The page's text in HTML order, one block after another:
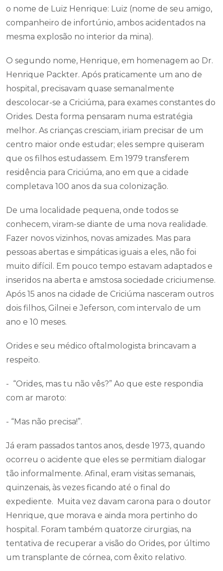
o nome de Luiz Henrique: Luiz (nome de seu amigo,
companheiro de infortúnio, ambos acidentados na
mesma explosão no interior da mina).
O segundo nome, Henrique, em homenagem ao Dr.
Henrique Packter. Após praticamente um ano de
hospital, precisavam quase semanalmente
descolocar-se a Criciúma, para exames constantes do
Orides. Desta forma pensaram numa estratégia
melhor. As crianças cresciam, iriam precisar de um
centro maior onde estudar; eles sempre quiseram
que os filhos estudassem. Em 1979 transferem
residência para Criciúma, ano em que a cidade
completava 100 anos da sua colonização.
De uma localidade pequena, onde todos se
conhecem, viram-se diante de uma nova realidade.
Fazer novos vizinhos, novas amizades. Mas para
pessoas abertas e simpáticas iguais a eles, não foi
muito difícil. Em pouco tempo estavam adaptados e
inseridos na aberta e amstosa sociedade criciumense.
Após 15 anos na cidade de Criciúma nasceram outros
dois filhos, Gilnei e Jeferson, com intervalo de um
ano e 10 meses.
Orides e seu médico oftalmologista brincavam a
respeito.
- “Orides, mas tu não vês?” Ao que este respondia
com ar maroto:
- “Mas não precisa!”.
Já eram passados tantos anos, desde 1973, quando
ocorreu o acidente que eles se permitiam dialogar
tão informalmente. Afinal, eram visitas semanais,
quinzenais, às vezes ficando até o final do
expediente. Muita vez davam carona para o doutor
Henrique, que morava e ainda mora pertinho do
hospital. Foram também quatorze cirurgias, na
tentativa de recuperar a visão do Orides, por último
um transplante de córnea, com êxito relativo.